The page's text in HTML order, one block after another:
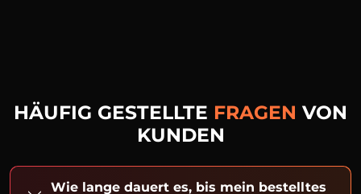
HÄUFIG GESTELLTE FRAGEN VON
KUNDEN
Wie lange dauert es, bis mein bestelltes